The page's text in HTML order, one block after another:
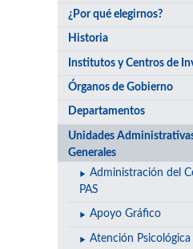
¿Por qué elegirnos?
Historia
Institutos y Centros de
Órganos de Gobierno
Departamentos
Unidades
Generales
Administración del
PAS
Apoyo Gráfico
Atención Psicológica